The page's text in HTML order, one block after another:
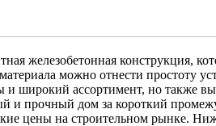
железобетонная конструкция,
можно отнести простоту
широкий ассортимент, но также
и прочный дом за короткий
цены на строительном рынке.